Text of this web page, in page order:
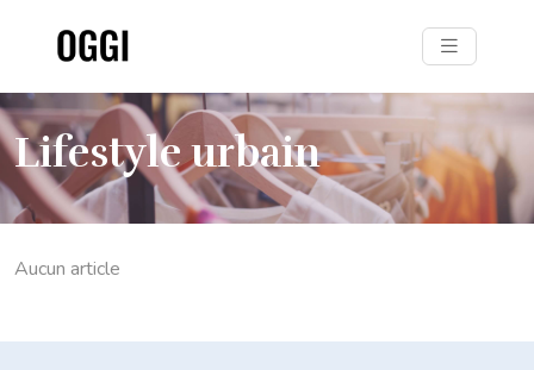
Lifestyle urbain
Aucun article